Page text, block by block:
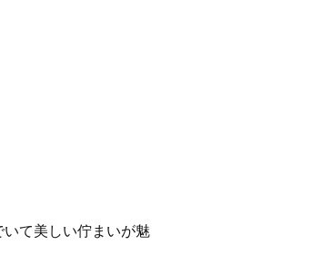
て美しい佇まいが魅